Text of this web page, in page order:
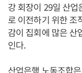
강 회장이 29일 산
로 이전하기 위한 조
감이 집회에 많은 산
인다.
산업은행 노동조합